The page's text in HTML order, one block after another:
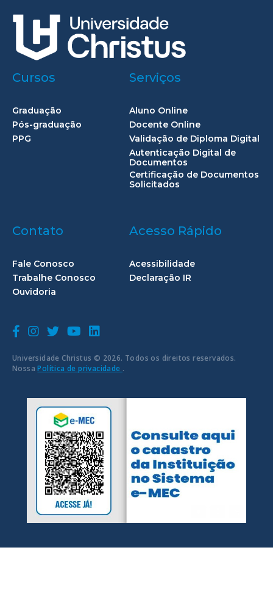
Universidade Christus © 2026. Todos os direitos reservados.
NossaPolítica de privacidade .
Cursos
Graduação
Pós-graduação
PPG
Serviços
Aluno Online
Docente Online
Validação de Diploma Digital
Autenticação Digital de
Documentos
Certificação de Documentos
Solicitados
Contato
Fale Conosco
Trabalhe Conosco
Ouvidoria
Acesso Rápido
Acessibilidade
Declaração IR